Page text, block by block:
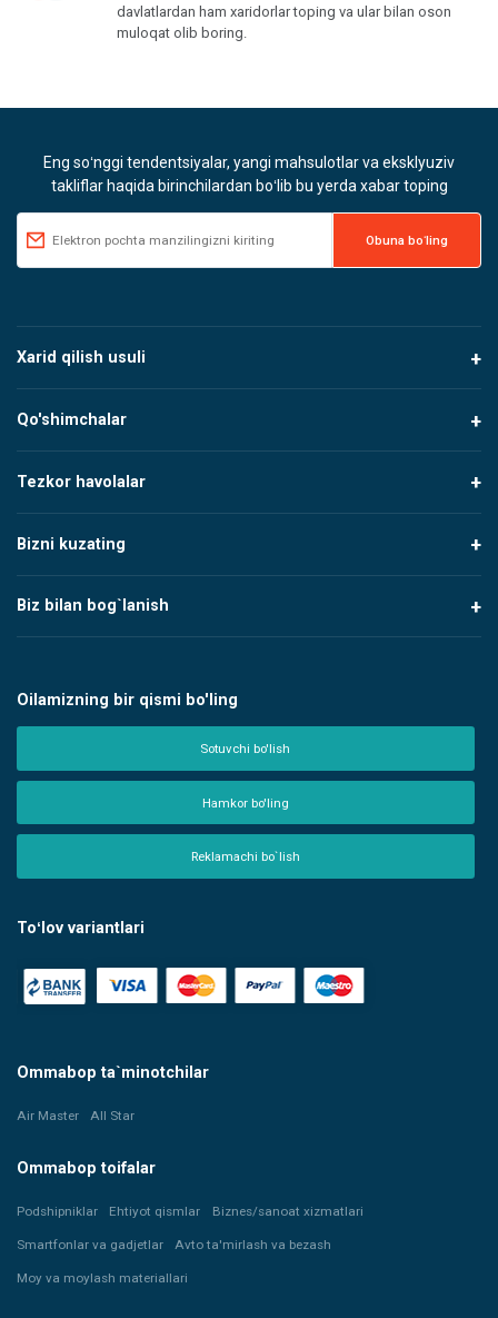
davlatlardan ham xaridorlar toping va ular bilan oson
muloqat olib boring.
Eng soʻnggi tendentsiyalar, yangi mahsulotlar va eksklyuziv
takliflar haqida birinchilardan boʻlib bu yerda xabar toping
Xarid qilish usuli
Qo'shimchalar
Tezkor havolalar
Bizni kuzating
Biz bilan bog`lanish
Oilamizning bir qismi bo'ling
Sotuvchi bo'lish
Hamkor bo'ling
Reklamachi bo`lish
Toʻlov variantlari
Ommabop ta`minotchilar
Air Master All Star
Ommabop toifalar
Podshipniklar Ehtiyot qismlar Biznes/sanoat xizmatlari
Smartfonlar va gadjetlar Avto ta'mirlash va bezash
Moy va moylash materiallari